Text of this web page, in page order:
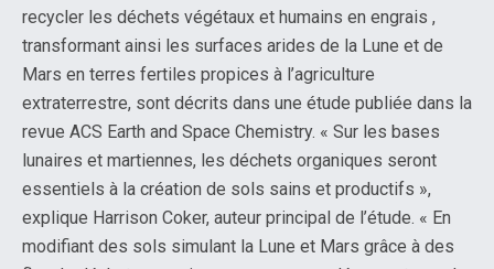
recycler les déchets végétaux et humains en engrais ,
transformant ainsi les surfaces arides de la Lune et de
Mars en terres fertiles propices à l’agriculture
extraterrestre, sont décrits dans une étude publiée dans la
revue ACS Earth and Space Chemistry. « Sur les bases
lunaires et martiennes, les déchets organiques seront
essentiels à la création de sols sains et productifs »,
explique Harrison Coker, auteur principal de l’étude. « En
modifiant des sols simulant la Lune et Mars grâce à des